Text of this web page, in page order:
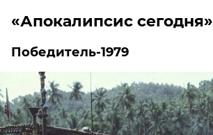
«Апокалипсис сегодня»
Победитель-1979